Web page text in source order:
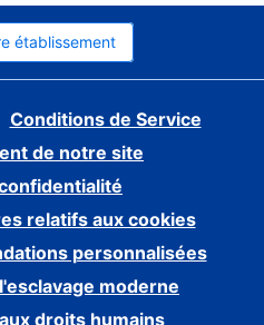
établissement
Conditions de Service
de notre site
relatifs aux cookies
personnalisées
moderne
droits humains